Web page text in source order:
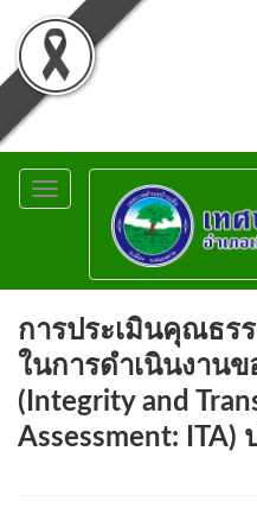
Toggle
navigation
การประเมินคุณธร
ในการดำเนินงาน
(Integrity and
Assessment: ITA)